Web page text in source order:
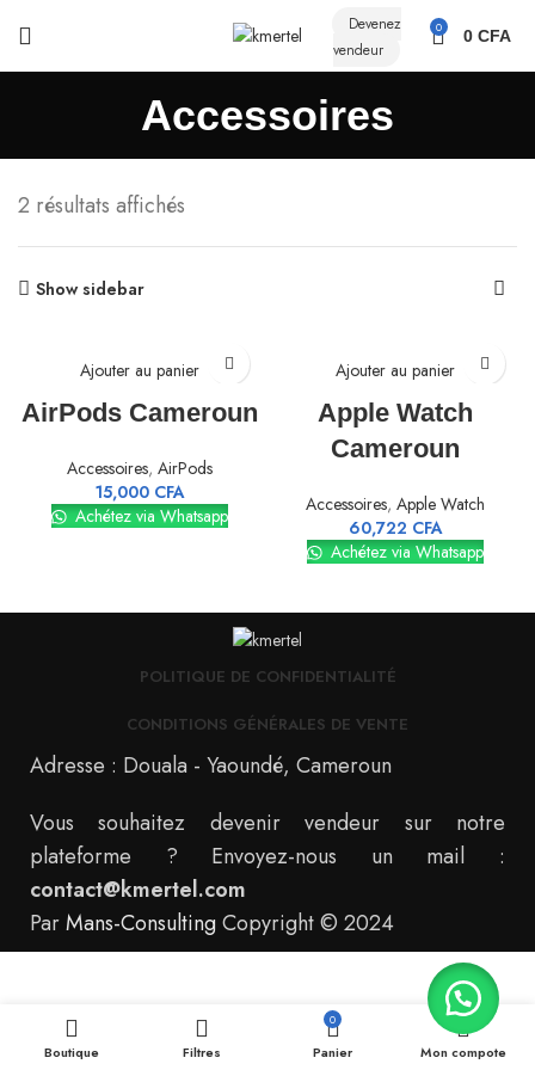
Devenez
vendeur
0 0 CFA
Accessoires
2 résultats affichés
Show sidebar
Ajouter au panier
AirPods Cameroun
Accessoires, AirPods
15,000 CFA
Achétez via Whatsapp
Ajouter au panier
Apple Watch
Cameroun
Accessoires, Apple Watch
60,722 CFA
Achétez via Whatsapp
POLITIQUE DE CONFIDENTIALITÉ
CONDITIONS GÉNÉRALES DE VENTE
Adresse : Douala - Yaoundé, Cameroun
Vous souhaitez devenir vendeur sur notre
plateforme ? Envoyez-nous un mail :
contact@kmertel.com
ParMans-ConsultingCopyright © 2024
Boutique Filtres
0
Panier Mon compote